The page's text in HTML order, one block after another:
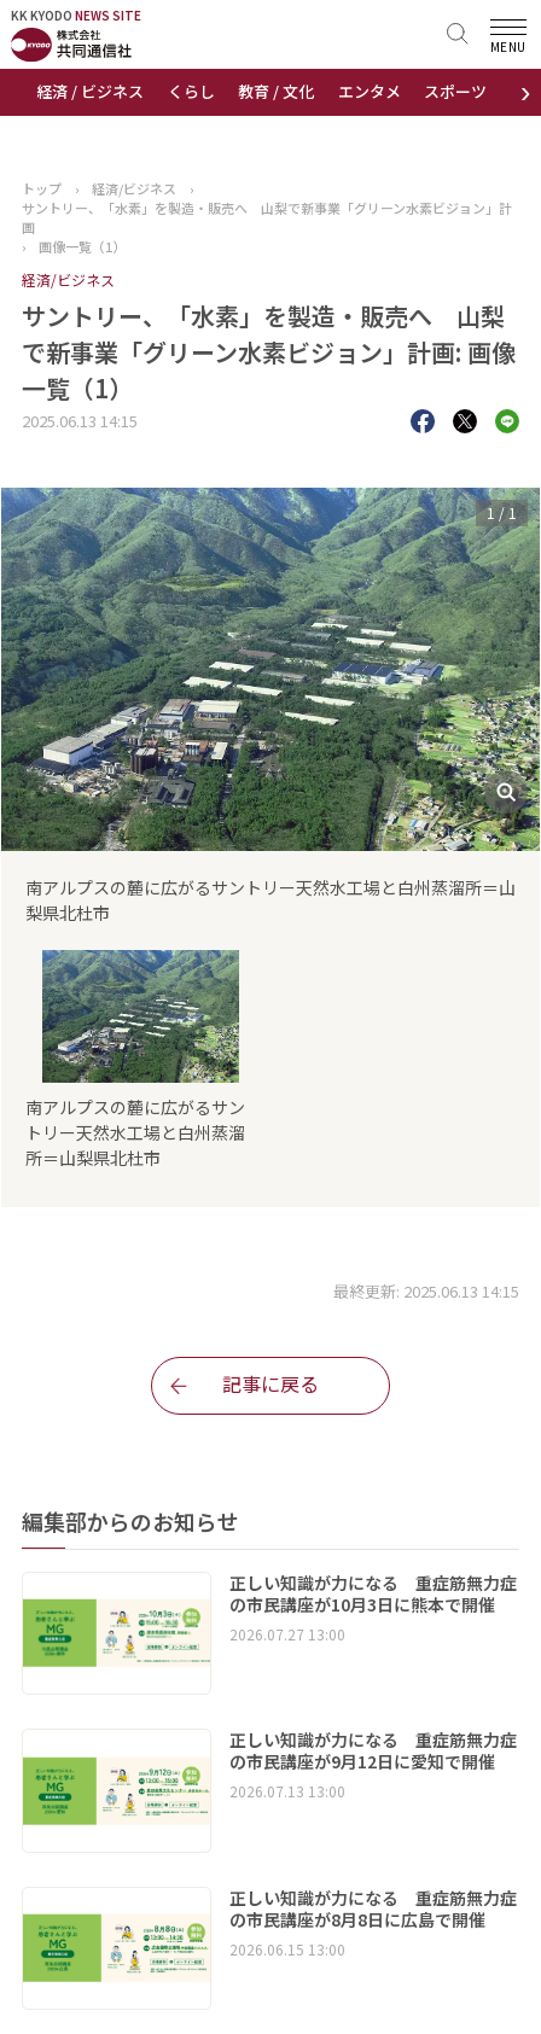
KK KYODO NEWS SITE
›
経済 / ビジネス くらし 教育 / 文化 エンタメ スポーツ 地域
MENU
KK KYODONEWS SITE
トップページ
ニュース
おすすめコンテンツ
出版物
会社概要
トップ › 経済/ビジネス
›
サントリー、「水素」を製造・販売へ 山梨で新事業「グリーン水素ビジョン」計
画
›
画像一覧（1）
経済/ビジネス
サントリー、「水素」を製造・販売へ 山梨
で新事業「グリーン水素ビジョン」計画: 画像
一覧（1）
2025.06.13 14:15
南アルプスの麓に広がるサントリー天然水工場と白州蒸溜所＝山
梨県北杜市
1 /1
南アルプスの麓に広がるサン
トリー天然水工場と白州蒸溜
所＝山梨県北杜市
最終更新: 2025.06.13 14:15
記事に戻る
編集部からのお知らせ
正しい知識が力になる 重症筋無力症
の市民講座が10月3日に熊本で開催
2026.07.27 13:00
正しい知識が力になる 重症筋無力症
の市民講座が9月12日に愛知で開催
2026.07.13 13:00
正しい知識が力になる 重症筋無力症
の市民講座が8月8日に広島で開催
2026.06.15 13:00